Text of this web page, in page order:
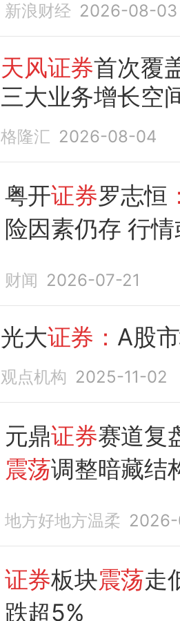
新浪财经 2026-08-03
天风证券首次覆
三大业务增长空
格隆汇 2026-08-04
粤开证券罗志恒
险因素仍存 行
财闻 2026-07-21
光大证券： A股
观点机构 2025-11-02
元鼎证券赛道复
震荡调整暗藏结
地方好地方温柔
证券板块震荡走
跌超5%